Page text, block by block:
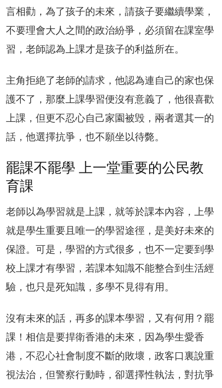
言相勸，為了孩子的未來，請孩子要繼續學業，
不要理會大人之間的政治紛爭，必須留在課室學
習，老師認為上課才是孩子的利益所在。
主角拒絶了老師的請求，他認為連自己的家也保
護不了，那麼上課學習便沒有意義了，他很喜歡
上課，但更不忍心自己家園被毁，兩者選其一的
話，他選擇抗爭，也不願坐以待斃。
罷課不罷學 上一堂重要的公民教
育課
老師以為學習就是上課，就等於課本內容，上學
就是學生重要且唯一的學習途徑，是美好未來的
保證。可是，學習的方式很多，也不一定要到學
校上課才有學習，若課本知識不能整合到生活經
驗，也只是死知識，多學不見得有用。
沒有未來的話，再多的課本學習，又有何用？罷
課！相信是要捍衛香港的未來，因為學生愛香
港，不忍心社會制度不斷的敗壞，政客口裏說重
視法治，但警察行動時，卻選擇性執法，對抗爭